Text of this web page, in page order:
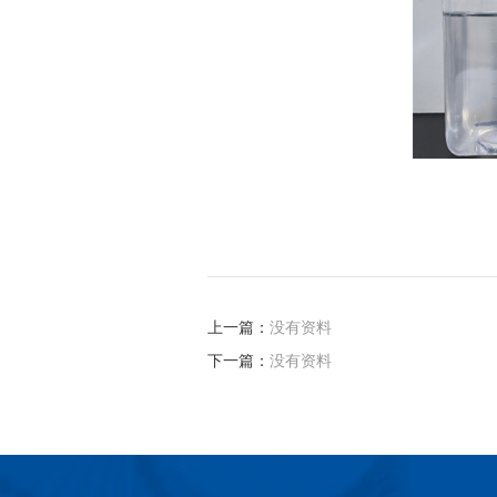
上一篇： 没有资料
下一篇： 没有资料